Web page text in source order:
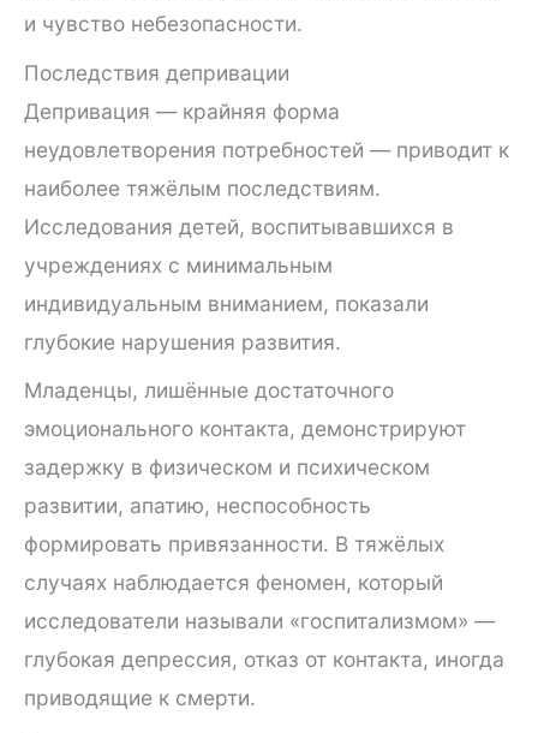
и чувство небезопасности.
Последствия депривации
Депривация — крайняя форма
неудовлетворения потребностей — приводит к
наиболее тяжёлым последствиям.
Исследования детей, воспитывавшихся в
учреждениях с минимальным
индивидуальным вниманием, показали
глубокие нарушения развития.
Младенцы, лишённые достаточного
эмоционального контакта, демонстрируют
задержку в физическом и психическом
развитии, апатию, неспособность
формировать привязанности. В тяжёлых
случаях наблюдается феномен, который
исследователи называли «госпитализмом» —
глубокая депрессия, отказ от контакта, иногда
приводящие к смерти.